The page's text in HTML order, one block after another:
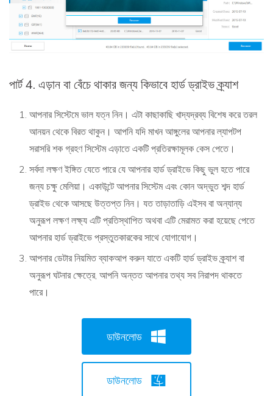
পার্ট 4. এড়ান বা বেঁচে থাকার জন্য কিভাবে হার্ড ড্রাইভ ক্র্যাশ
আপনার সিস্টেমে ভাল যত্ন নিন। এটা কাছাকাছি খাদ্যদ্রব্য বিশেষ করে তরল
আনয়ন থেকে বিরত থাকুন। আপনি যদি মাখন আঙ্গুলের আপনার ল্যাপটপ
সরাসরি শক গ্রহণ সিস্টেম এড়াতে একটি প্রতিরক্ষামূলক কেস পেতে।
সর্বদা লক্ষণ ইঙ্গিত যেতে পারে যে আপনার হার্ড ড্রাইভে কিছু ভুল হতে পারে
জন্য চক্ষু মেলিয়া। একাউন্টে আপনার সিস্টেম এবং কোন অদ্ভুত শব্দ হার্ড
ড্রাইভ থেকে আসছে উত্তপ্ত নিন। যত তাড়াতাড়ি এইসব বা অন্যান্য
অনুরূপ লক্ষণ লক্ষ্য এটি প্রতিস্থাপিত অথবা এটি মেরামত করা হয়েছে পেতে
আপনার হার্ড ড্রাইভে প্রস্তুতকারকের সাথে যোগাযোগ।
আপনার ডেটার নিয়মিত ব্যাকআপ করুন যাতে একটি হার্ড ড্রাইভ ক্র্যাশ বা
অনুরূপ ঘটনার ক্ষেত্রে, আপনি অন্তত আপনার তথ্য সব নিরাপদ থাকতে
পারে।
ডাউনলোড
ডাউনলোড